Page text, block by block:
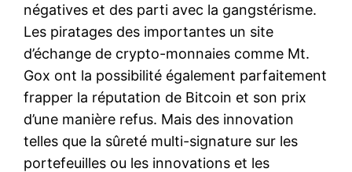
négatives et des parti avec la gangstérisme.
Les piratages des importantes un site
d’échange de crypto-monnaies comme Mt.
Gox ont la possibilité également parfaitement
frapper la réputation de Bitcoin et son prix
d’une manière refus. Mais des innovation
telles que la sûreté multi-signature sur les
portefeuilles ou les innovations et les